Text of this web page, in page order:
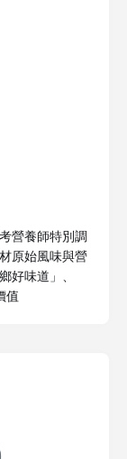
營養師特別調
原始風味與營
好味道」、
值